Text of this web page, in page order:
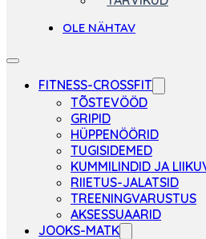
OLE NÄHTAV
FITNESS-CROSSFIT
TÕSTEVÖÖD
GRIPID
HÜPPENÖÖRID
TUGISIDEMED
KUMMILINDID JA
RIIETUS-JALATSID
TREENINGVARUSTUS
AKSESSUAARID
JOOKS-MATK